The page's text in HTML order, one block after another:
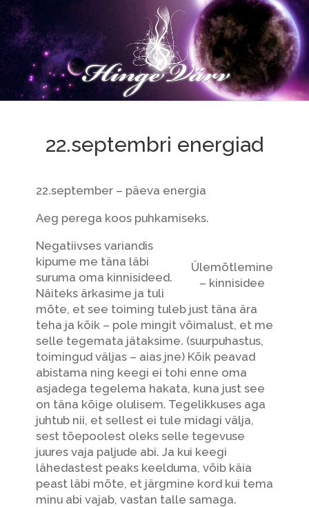
22.septembri energiad
22.september – päeva energia
Aeg perega koos puhkamiseks.
Ülemõtlemine
– kinnisidee
Negatiivses variandis
kipume me täna läbi
suruma oma kinnisideed.
Näiteks ärkasime ja tuli
mõte, et see toiming tuleb just täna ära
teha ja kõik – pole mingit võimalust, et me
selle tegemata jätaksime. (suurpuhastus,
toimingud väljas – aias jne) Kõik peavad
abistama ning keegi ei tohi enne oma
asjadega tegelema hakata, kuna just see
on täna kõige olulisem. Tegelikkuses aga
juhtub nii, et sellest ei tule midagi välja,
sest tõepoolest oleks selle tegevuse
juures vaja paljude abi. Ja kui keegi
lähedastest peaks keelduma, võib käia
peast läbi mõte, et järgmine kord kui tema
minu abi vajab, vastan talle samaga.